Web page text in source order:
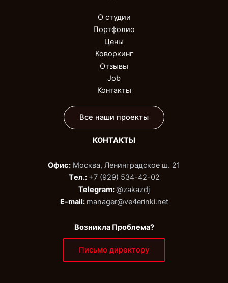
О студии
Портфолио
Цены
Коворкинг
Отзывы
Job
Контакты
Все наши проекты
КОНТАКТЫ
Офис: Москва, Ленинградское ш. 21
Tел.: +7 (929) 534-42-02‬
Telegram:@zakazdj‬
E-mail: manager@ve4erinki.net
Возникла Проблема?
Письмо директору